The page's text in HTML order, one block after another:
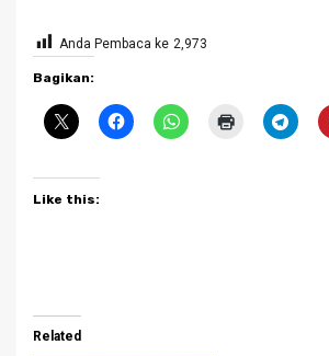
Anda Pembaca ke 2,973
Bagikan:
Like this:
Related